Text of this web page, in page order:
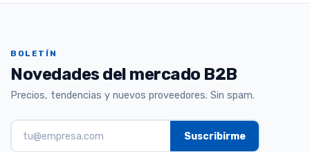
BOLETÍN
Novedades del mercado B2B
Precios, tendencias y nuevos proveedores. Sin spam.